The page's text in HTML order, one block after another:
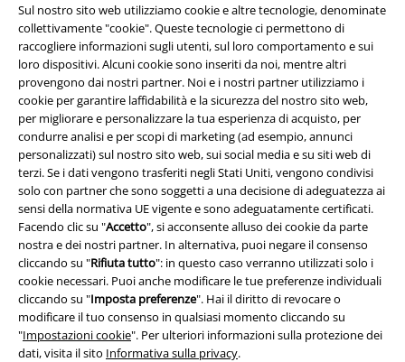
Sul nostro sito web utilizziamo cookie e altre tecnologie, denominate
collettivamente "cookie". Queste tecnologie ci permettono di
raccogliere informazioni sugli utenti, sul loro comportamento e sui
loro dispositivi. Alcuni cookie sono inseriti da noi, mentre altri
provengono dai nostri partner. Noi e i nostri partner utilizziamo i
cookie per garantire laffidabilità e la sicurezza del nostro sito web,
per migliorare e personalizzare la tua esperienza di acquisto, per
condurre analisi e per scopi di marketing (ad esempio, annunci
personalizzati) sul nostro sito web, sui social media e su siti web di
terzi. Se i dati vengono trasferiti negli Stati Uniti, vengono condivisi
solo con partner che sono soggetti a una decisione di adeguatezza ai
sensi della normativa UE vigente e sono adeguatamente certificati.
Facendo clic su "Accetto", si acconsente alluso dei cookie da parte
nostra e dei nostri partner. In alternativa, puoi negare il consenso
cliccando su "Rifiuta tutto": in questo caso verranno utilizzati solo i
cookie necessari. Puoi anche modificare le tue preferenze individuali
cliccando su "Imposta preferenze". Hai il diritto di revocare o
modificare il tuo consenso in qualsiasi momento cliccando su
"Impostazioni cookie". Per ulteriori informazioni sulla protezione dei
dati, visita il sito Informativa sulla privacy.
Info legali
Termini & Condizioni
Redazione
Legge sulla Privacy
Smaltimento rifiuti e protezione dell’ambiente
Dichiarazione di Conformità
Informazioni sull'accessibilità